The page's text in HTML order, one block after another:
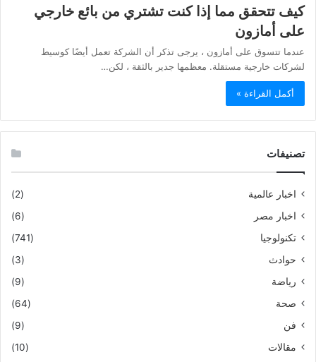
كيف تتحقق مما إذا كنت تشتري من بائع خارجي
على أمازون
عندما تتسوق على أمازون ، يرجى تذكر أن الشركة تعمل أيضًا كوسيط
لشركات خارجية مستقلة. معظمها جدير بالثقة ، لكن…
أكمل القراءة »
تصنيفات
اخبار عالمية
(2)
اخبار مصر
(6)
تكنولوجيا
(741)
حوادث
(3)
رياضة
(9)
صحة
(64)
فن
(9)
مقالات
(10)